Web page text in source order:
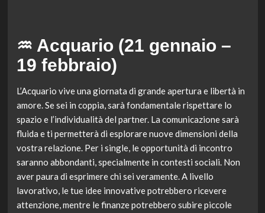
♒ Acquario (21 gennaio –
19 febbraio)
L’Acquario vive una giornata di grande apertura e libertà in
amore. Se sei in coppia, sarà fondamentale rispettare lo
spazio e l’individualità del partner. La comunicazione sarà
fluida e ti permetterà di esplorare nuove dimensioni della
vostra relazione. Per i single, le opportunità di incontro
saranno abbondanti, specialmente in contesti sociali. Non
aver paura di esprimere chi sei veramente. A livello
lavorativo, le tue idee innovative potrebbero ricevere
attenzione, mentre le finanze potrebbero subire piccole